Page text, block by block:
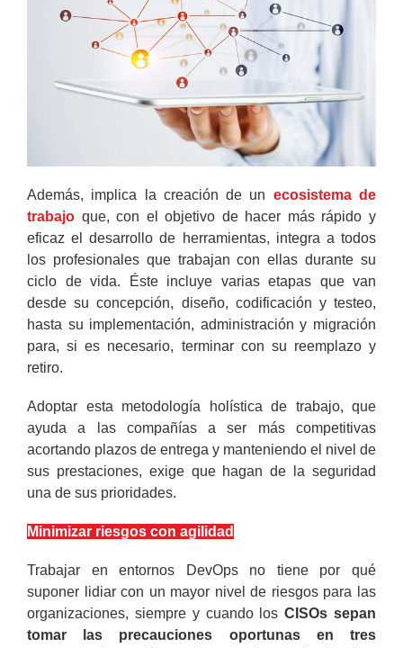
Además, implica la creación de un ecosistema de
trabajo que, con el objetivo de hacer más rápido y
eficaz el desarrollo de herramientas, integra a todos
los profesionales que trabajan con ellas durante su
ciclo de vida. Éste incluye varias etapas que van
desde su concepción, diseño, codificación y testeo,
hasta su implementación, administración y migración
para, si es necesario, terminar con su reemplazo y
retiro.
Adoptar esta metodología holística de trabajo, que
ayuda a las compañías a ser más competitivas
acortando plazos de entrega y manteniendo el nivel de
sus prestaciones, exige que hagan de la seguridad
una de sus prioridades.
Minimizar riesgos con agilidad
Trabajar en entornos DevOps no tiene por qué
suponer lidiar con un mayor nivel de riesgos para las
organizaciones, siempre y cuando losCISOs sepan
tomar las precauciones oportunas en tres